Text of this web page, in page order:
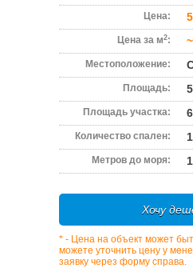
Цена:
Цена за м2:
Местоположение:
Площадь:
Площадь участка:
Количество спален:
Метров до моря:
Хочу
* - Цена на объект может
можете уточнить цену у
заявку через форму справа.